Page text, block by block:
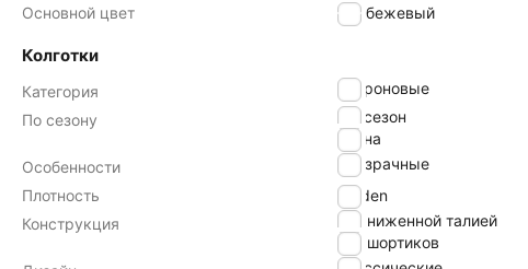
Основной цвет
бежевый
Колготки
Категория
капроновые
По сезону
всесезон
весна
Особенности
прозрачные
Плотность
20 den
Конструкция
с заниженной талией
без шортиков